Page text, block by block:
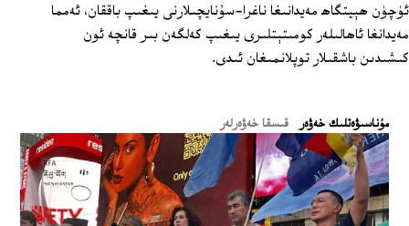
ئۈچۈن ھېيتگاھ مەيدانىغا ناغرا-سۇنايچىلارنى يىغىپ باققان، ئەمما
مەيدانغا ئاھالىلەر كومىتېتلىرى يىغىپ كەلگەن بىر قانچە ئون
كىشىدىن باشقىلار توپلانمىغان ئىدى.
ﻣﯘﻧﺎﺳﯩﯟﻩﺗﻠﯩﻚ ﺧﻪﯞﻩﺭ قىسقا خەۋەرلەر